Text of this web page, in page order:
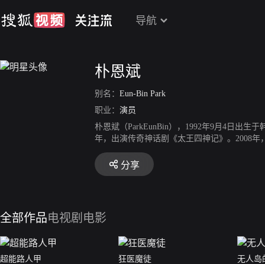
导航
朴恩斌
别名： Eun-Bin Park
职业： 演员
朴恩斌（ParkEunBin），1992年9月4日出生
年，出演传奇神话剧《太王四神记》。2008
恐怖电影《考死2：教学实习》。2012年，主
《秘密之门》。2016年7月，主演青春爱情剧
剧《青春时代2》和SBS犯罪剧《铤而走险》
分享
全部作品电视剧 电影
超能路人甲
狂医魔徒
无人岛